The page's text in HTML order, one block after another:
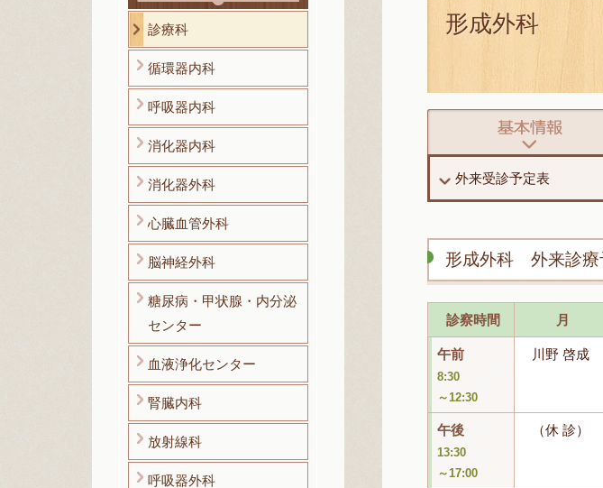
診療科
循環器内科
呼吸器内科
消化器内科
消化器外科
心臓血管外科
脳神経外科
糖尿病・甲状腺・内分泌
センター
血液浄化センター
腎臓内科
放射線科
呼吸器外科
形成外科
外来受診予定表
形成外科 外来診療
診察時間 月
午前
8:30
～12:30
川野 啓成
午後
13:30
～17:00
（休 診）